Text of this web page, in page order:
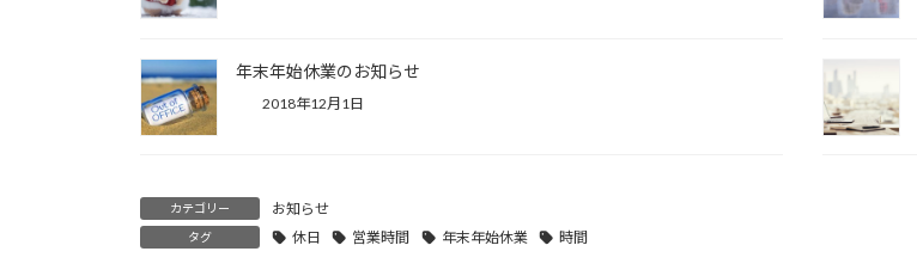
年末年始休業のお知らせ
2018年12月1日
カテゴリー お知らせ
タグ 休日 営業時間 年末年始休業 時間